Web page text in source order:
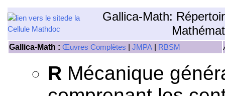
Gallica-Math:
Gallica-Math : Œuvres Complètes JMPA RBSM
R Mécanique